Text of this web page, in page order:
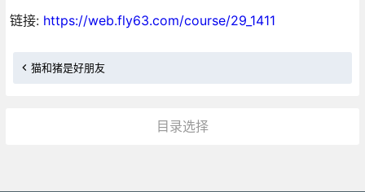
链接: https://web.fly63.com/course/29_1411
猫和猪是好朋友
目录选择